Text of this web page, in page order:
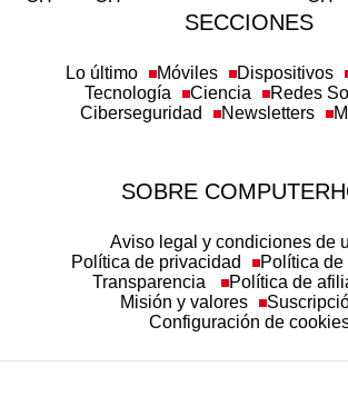
Tecnología
Ciencia
Redes
Ciberseguridad
Newsletters
Política de privacidad
Política de
Transparencia
Política de
Misión y valores
Configuración de